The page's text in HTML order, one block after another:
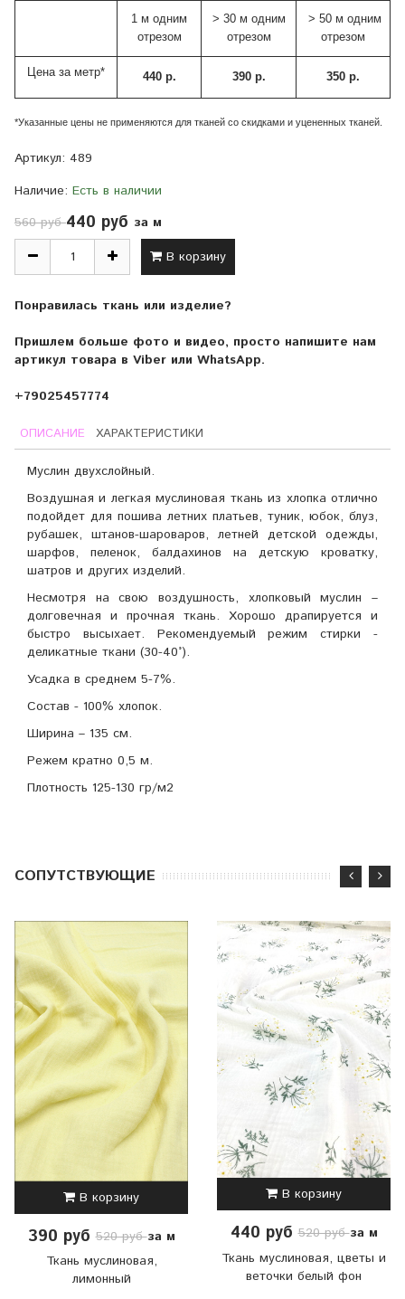
1 м одним
отрезом
> 30 м одним
отрезом
> 50 м одним
отрезом
Цена за метр* 440 р. 390 р. 350 р.
*Указанные цены не применяются для тканей со скидками и уцененных тканей.
Артикул: 489
Наличие: Есть в наличии
560 руб440 руб за м
В корзину
Понравилась ткань или изделие?
Пришлем больше фото и видео, просто напишите нам
артикул товара в Viber или WhatsApp.
+79025457774
ОПИСАНИЕ ХАРАКТЕРИСТИКИ
Муслин двухслойный.
Воздушная и легкая муслиновая ткань из хлопка отлично
подойдет для пошива летних платьев, туник, юбок, блуз,
рубашек, штанов-шароваров, летней детской одежды,
шарфов, пеленок, балдахинов на детскую кроватку,
шатров и других изделий.
Несмотря на свою воздушность, хлопковый муслин –
долговечная и прочная ткань. Хорошо драпируется и
быстро высыхает. Рекомендуемый режим стирки -
деликатные ткани (30-40°).
Усадка в среднем 5-7%.
Состав - 100% хлопок.
Ширина – 135 см.
Режем кратно 0,5 м.
Плотность 125-130 гр/м2
CОПУТСТВУЮЩИЕ
В корзину
390 руб520 рубза м
Ткань муслиновая,
лимонный
В корзину
440 руб520 рубза м
Ткань муслиновая, цветы и
веточки белый фон